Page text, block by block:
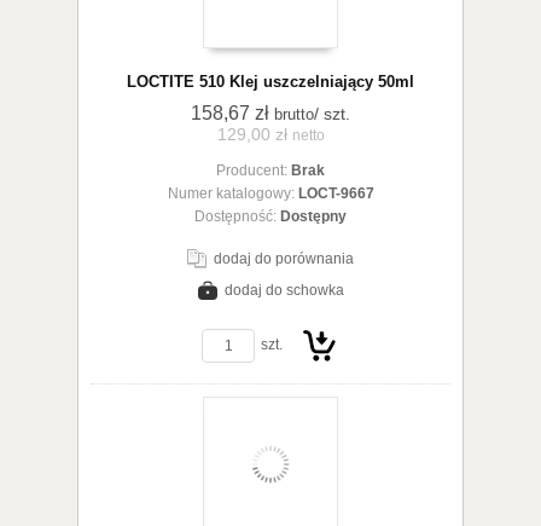
LOCTITE 510 Klej uszczelniający 50ml
158,67 zł brutto/ szt.
129,00 zł netto
Producent: Brak
Numer katalogowy: LOCT-9667
Dostępność: Dostępny
dodaj do porównania
dodaj do schowka
szt.